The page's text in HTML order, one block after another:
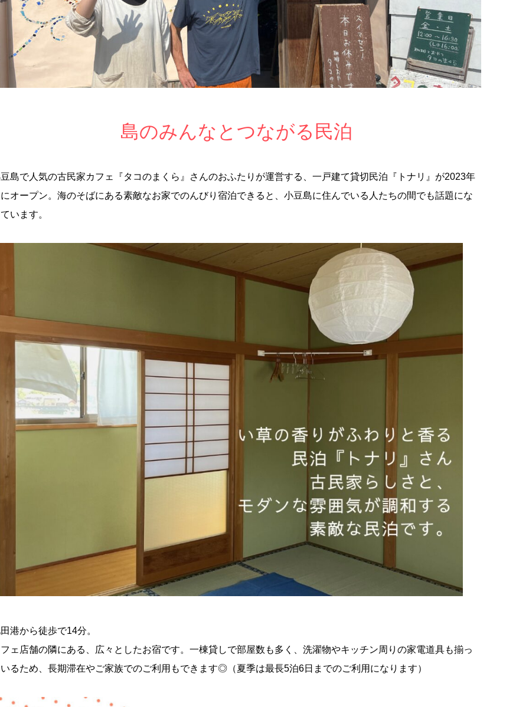
島のみんなとつながる民泊
島で人気の古民家カフェ『タコのまくら』さんのおふたりが運営する、一戸建て貸切民泊『トナリ』が2023年
オープン。海のそばにある素敵なお家でのんびり宿泊できると、小豆島に住んでいる人たちの間でも話題にな
います。
港から徒歩で14分。
ェ店舗の隣にある、広々としたお宿です。一棟貸しで部屋数も多く、洗濯物やキッチン周りの家電道具も揃っ
るため、長期滞在やご家族でのご利用もできます◎（夏季は最長5泊6日までのご利用になります）